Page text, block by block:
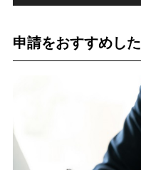
申請をおすすめし